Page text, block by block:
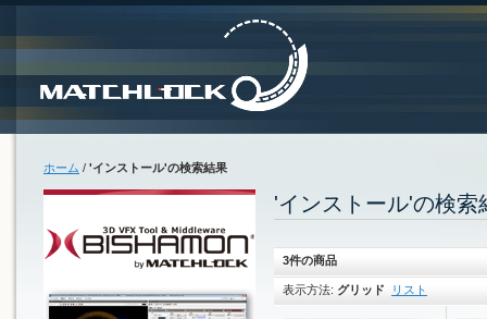
ホーム / 'インストール'の検索結果
'インストール'の検索
3件の商品
表示方法: グリッド リスト